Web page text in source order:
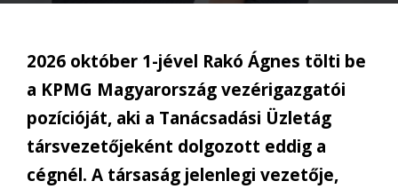
2026 október 1-jével Rakó Ágnes tölti be
a KPMG Magyarország vezérigazgatói
pozícióját, aki a Tanácsadási Üzletág
társvezetőjeként dolgozott eddig a
cégnél. A társaság jelenlegi vezetője,